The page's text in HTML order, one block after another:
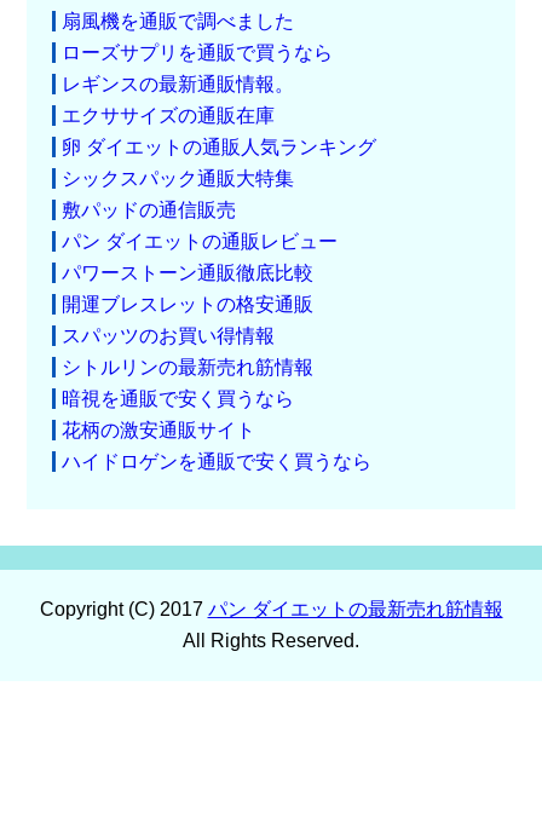
扇風機を通販で調べました
ローズサプリを通販で買うなら
レギンスの最新通販情報。
エクササイズの通販在庫
卵 ダイエットの通販人気ランキング
シックスパック通販大特集
敷パッドの通信販売
パン ダイエットの通販レビュー
パワーストーン通販徹底比較
開運ブレスレットの格安通販
スパッツのお買い得情報
シトルリンの最新売れ筋情報
暗視を通販で安く買うなら
花柄の激安通販サイト
ハイドロゲンを通販で安く買うなら
Copyright (C) 2017 パン ダイエットの最新売れ筋情報
All Rights Reserved.